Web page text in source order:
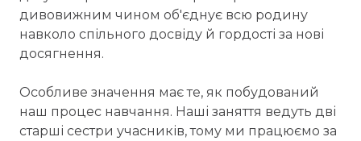
дивовижним чином об'єднує всю родину
навколо спільного досвіду й гордості за нові
досягнення.
Особливе значення має те, як побудований
наш процес навчання. Наші заняття ведуть дві
старші сестри учасників, тому ми працюємо за